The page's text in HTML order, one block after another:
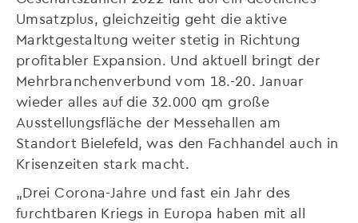
Umsatzplus, gleichzeitig geht die aktive
Marktgestaltung weiter stetig in Richtung
profitabler Expansion. Und aktuell bringt der
Mehrbranchenverbund vom 18.-20. Januar
wieder alles auf die 32.000 qm große
Ausstellungsfläche der Messehallen am
Standort Bielefeld, was den Fachhandel auch in
Krisenzeiten stark macht.
„Drei Corona-Jahre und fast ein Jahr des
furchtbaren Kriegs in Europa haben mit all